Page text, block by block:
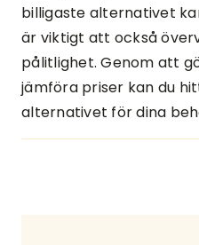
billigaste alternativet
är viktigt att också
pålitlighet. Genom att
jämföra priser kan du
alternativet för dina